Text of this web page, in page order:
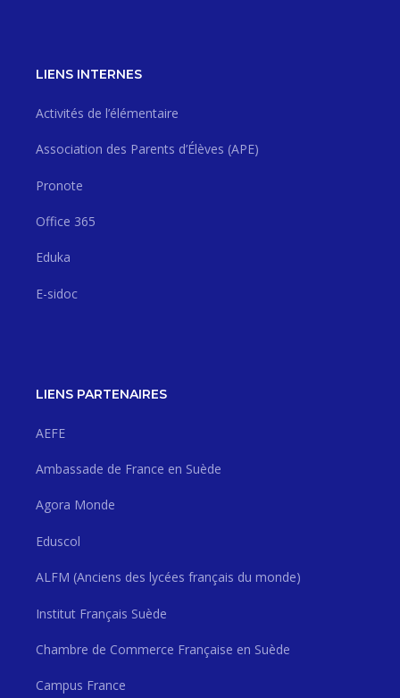
LIENS INTERNES
Activités de l’élémentaire
Association des Parents d’Élèves (APE)
Pronote
Office 365
Eduka
E-sidoc
LIENS PARTENAIRES
AEFE
Ambassade de France en Suède
Agora Monde
Eduscol
ALFM (Anciens des lycées français du monde)
Institut Français Suède
Chambre de Commerce Française en Suède
Campus France